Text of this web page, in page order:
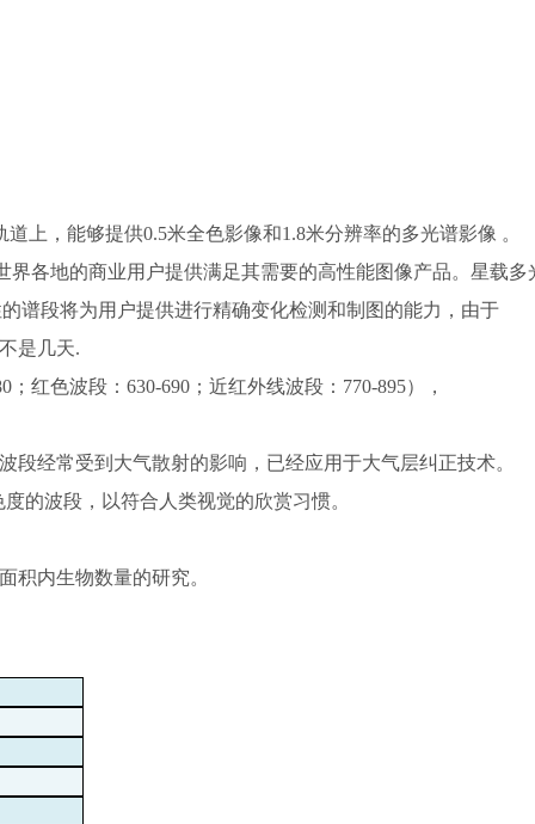
上，能够提供0.5米全色影像和1.8米分辨率的多光谱影像 。
界各地的商业用户提供满足其需要的高性能图像产品。星载多
谱段将为用户提供进行精确变化检测和制图的能力，由于
是几天.
红色波段：630-690；近红外线波段：770-895），
段经常受到大气散射的影响，已经应用于大气层纠正技术。
的波段，以符合人类视觉的欣赏习惯。
积内生物数量的研究。